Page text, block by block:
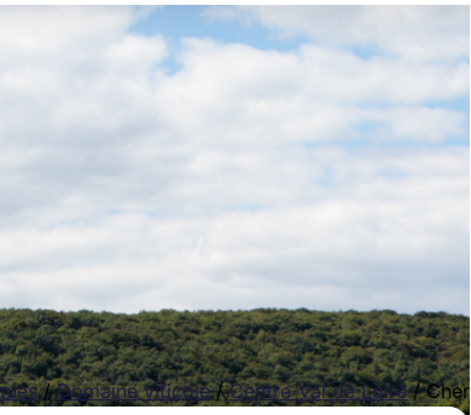
/ Domaine viticole / Centre-Val de Loire / Cher